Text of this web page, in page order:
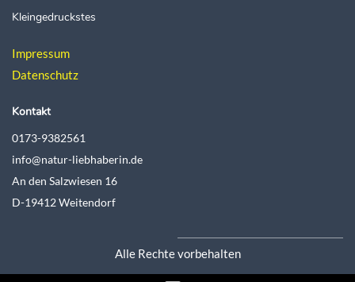
Kleingedruckstes
Impressum
Datenschutz
Kontakt
0173-9382561
info@natur-liebhaberin.de
An den Salzwiesen 16
D-19412 Weitendorf
Alle Rechte vorbehalten